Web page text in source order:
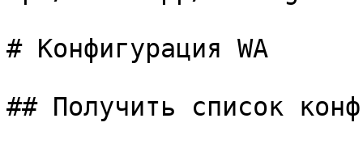
# Конфигурация WA
## Получить список